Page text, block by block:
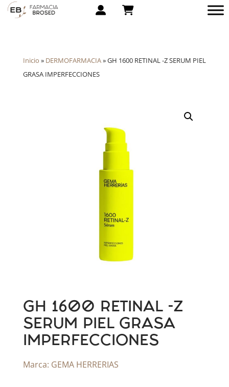
Inicio » DERMOFARMACIA»GH 1600 RETINAL -Z SERUM PIEL
GRASA IMPERFECCIONES
GH 1600 RETINAL -Z
SERUM PIEL GRASA
IMPERFECCIONES
Marca: GEMA HERRERIAS